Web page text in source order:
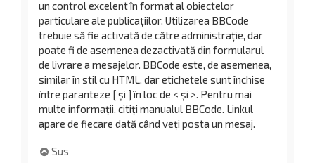
un control excelent în format al obiectelor
particulare ale publicațiilor. Utilizarea BBCode
trebuie să fie activată de către administrație, dar
poate fi de asemenea dezactivată din formularul
de livrare a mesajelor. BBCode este, de asemenea,
similar în stil cu HTML, dar etichetele sunt închise
între paranteze [ și ] în loc de < şi >. Pentru mai
multe informații, citiți manualul BBCode. Linkul
apare de fiecare dată când veți posta un mesaj.
Sus